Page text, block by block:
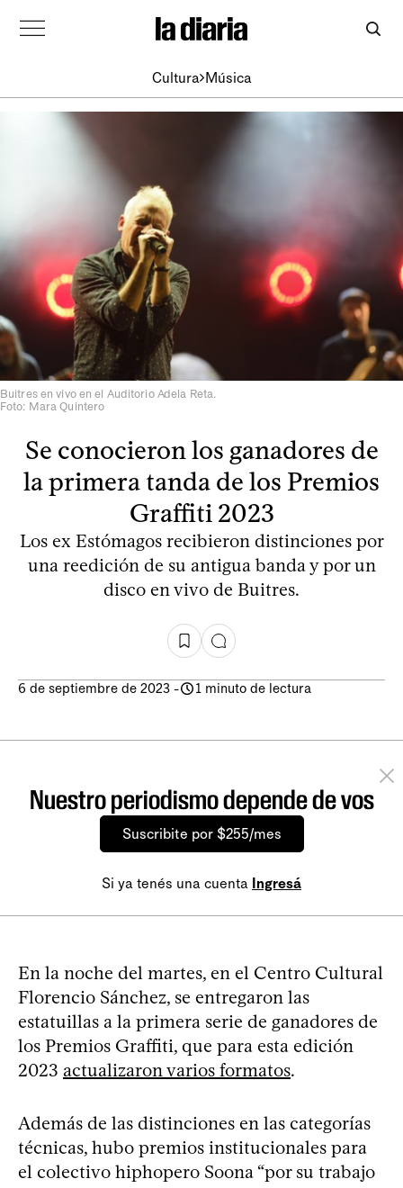
Cultura Música
Buitres en vivo en el Auditorio Adela Reta.
Foto: Mara Quintero
Se conocieron los ganadores de
la primera tanda de los Premios
Graffiti 2023
Los ex Estómagos recibieron distinciones por
una reedición de su antigua banda y por un
disco en vivo de Buitres.
6 de septiembre de 2023 - 1 minuto de lectura
Nuestro periodismo depende de vos
Suscribite por $255/mes
Si ya tenés una cuenta Ingresá
En la noche del martes, en el Centro Cultural
Florencio Sánchez, se entregaron las
estatuillas a la primera serie de ganadores de
los Premios Graffiti, que para esta edición
2023 actualizaron varios formatos.
Además de las distinciones en las categorías
técnicas, hubo premios institucionales para
el colectivo hiphopero Soona “por su trabajo